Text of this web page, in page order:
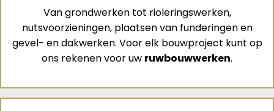
Van grondwerken tot rioleringswerken,
nutsvoorzieningen, plaatsen van funderingen en
gevel- en dakwerken. Voor elk bouwproject kunt op
ons rekenen voor uw ruwbouwwerken.